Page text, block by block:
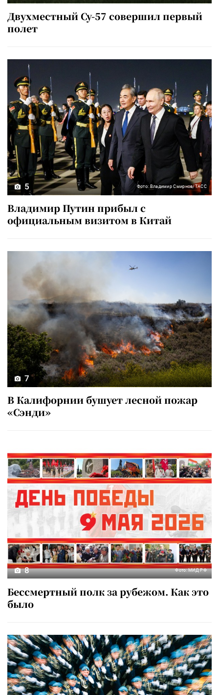
Двухместный Су-57 совершил первый
полет
5 Фото: Владимир Смирнов/ТАСС
Владимир Путин прибыл с
официальным визитом в Китай
7
В Калифорнии бушует лесной пожар
«Сэнди»
8 Фото: МИД РФ
Бессмертный полк за рубежом. Как это
было